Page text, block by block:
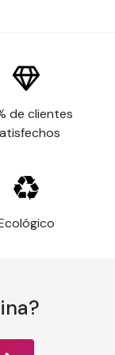
respetuoso
vivos.
una fácil
de clientes